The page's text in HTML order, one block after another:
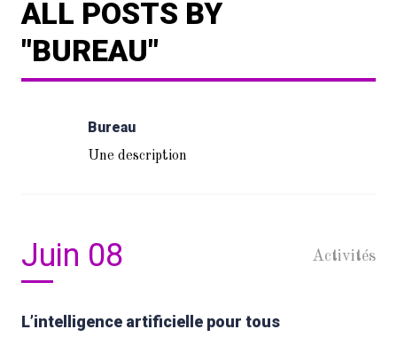
ALL POSTS BY
"BUREAU"
Bureau
Une description
Juin 08 Activités
L’intelligence artificielle pour tous